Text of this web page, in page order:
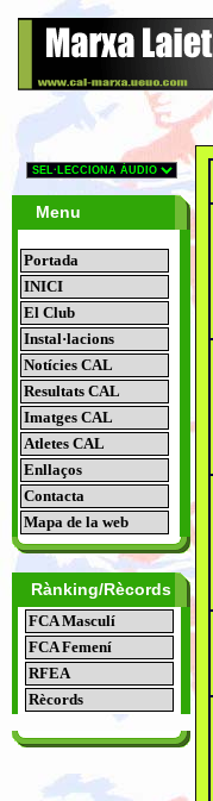
Menu
Portada
INICI
El Club
Instal·lacions
Notícies CAL
Resultats CAL
Imatges CAL
Atletes CAL
Enllaços
Contacta
Mapa de la web
Rànking/Rècords
FCA Masculí
FCA Femení
RFEA
Rècords